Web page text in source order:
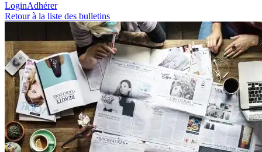
LoginAdhérer
Retour à la liste des bulletins